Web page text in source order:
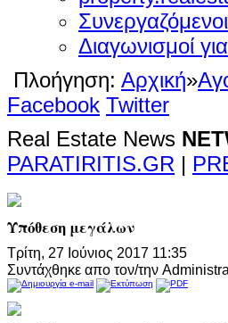
Διαγωνισμοί
Πλοήγηση: Αρχική»
Facebook Twitter
Real Estate News
PARATIRITIS.GR |
Υπόθεση μεγάλων
Τρίτη, 27 Ιούνιος 2017 11:35
Συντάχθηκε απο τον/την